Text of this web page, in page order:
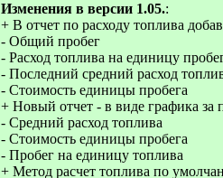
Изменения в версии 1.05.:
+ В отчет по расходу топлива
- Общий пробег
- Расход топлива на единицу
- Последний средний расход
- Стоимость единицы пробега
+ Новый отчет - в виде графика за
- Средний расход топлива
- Стоимость единицы пробега
- Пробег на единицу топлива
+ Метод расчет топлива по